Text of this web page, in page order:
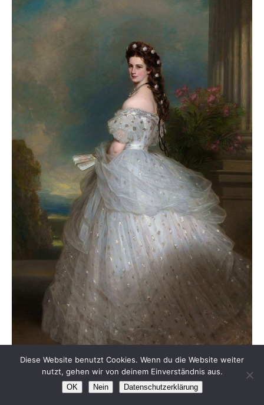
Kaiserin Sisi
Diese Website benutzt Cookies. Wenn du die Website weiter
nutzt, gehen wir von deinem Einverständnis aus.
OK Nein Datenschutzerklärung